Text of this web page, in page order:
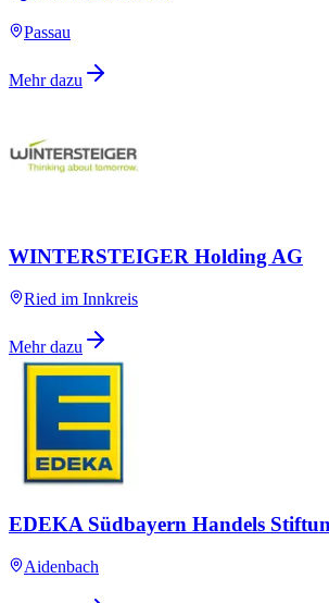
Passau
Mehr dazu
WINTERSTEIGER Holding AG
Ried im Innkreis
Mehr dazu
EDEKA Südbayern Handels
Aidenbach